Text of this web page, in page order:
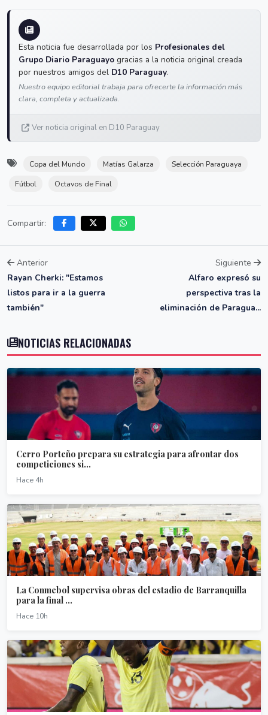
Esta noticia fue desarrollada por los Profesionales del
Grupo Diario Paraguayo gracias a la noticia original creada
por nuestros amigos del D10 Paraguay.
Nuestro equipo editorial trabaja para ofrecerte la información más
clara, completa y actualizada.
Ver noticia original en D10 Paraguay
Copa del Mundo Matías Galarza
Selección Paraguaya
Fútbol
Octavos de Final
Compartir:
Anterior
Rayan Cherki: "Estamos
listos para ir a la guerra
también"
Siguiente
Alfaro expresó su
perspectiva tras la
eliminación de Paragua...
NOTICIAS RELACIONADAS
Cerro Porteño prepara su estrategia para afrontar dos
competiciones si...
Hace 4h
La Conmebol supervisa obras del estadio de Barranquilla
para la final ...
Hace 10h